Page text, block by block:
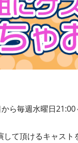
ら毎週水曜日
て頂けるキャスト